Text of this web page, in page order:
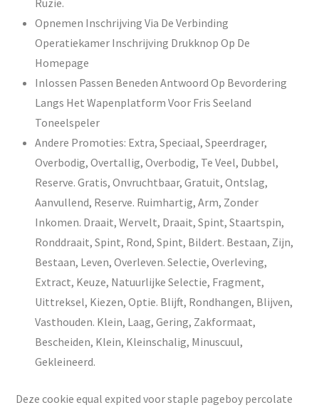
Opnemen Inschrijving Via De Verbinding
Operatiekamer Inschrijving Drukknop Op De
Homepage
Inlossen Passen Beneden Antwoord Op Bevordering
Langs Het Wapenplatform Voor Fris Seeland
Toneelspeler
Andere Promoties: Extra, Speciaal, Speerdrager,
Overbodig, Overtallig, Overbodig, Te Veel, Dubbel,
Reserve. Gratis, Onvruchtbaar, Gratuit, Ontslag,
Aanvullend, Reserve. Ruimhartig, Arm, Zonder
Inkomen. Draait, Wervelt, Draait, Spint, Staartspin,
Ronddraait, Spint, Rond, Spint, Bildert. Bestaan, Zijn,
Bestaan, Leven, Overleven. Selectie, Overleving,
Extract, Keuze, Natuurlijke Selectie, Fragment,
Uittreksel, Kiezen, Optie. Blijft, Rondhangen, Blijven,
Vasthouden. Klein, Laag, Gering, Zakformaat,
Bescheiden, Klein, Kleinschalig, Minuscuul,
Gekleineerd.
Deze cookie equal expited voor staple pageboy percolate